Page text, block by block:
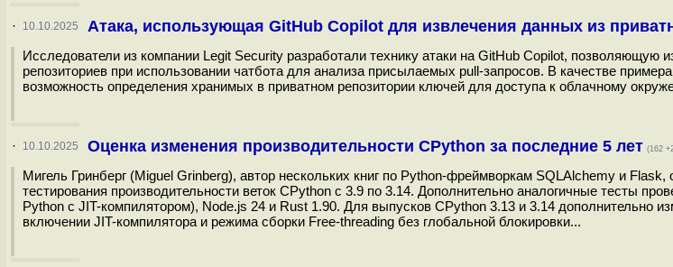
· 10.10.2025 Атака, использующая GitHub Copilot для извлечения данных из
Исследователи из компании Legit Security разработали технику атаки на GitHub Copilot, позволяющую
репозиториев при использовании чатбота для анализа присылаемых pull-запросов. В качестве
возможность определения хранимых в приватном репозитории ключей для доступа к облачному
· 10.10.2025 Оценка изменения производительности CPython за последние 5 лет (162
Мигель Гринберг (Miguel Grinberg), автор нескольких книг по Python-фреймворкам SQLAlchemy и Flask,
тестирования производительности веток CPython с 3.9 по 3.14. Дополнительно аналогичные тесты
Python с JIT-компилятором), Node.js 24 и Rust 1.90. Для выпусков CPython 3.13 и 3.14 дополнительно
включении JIT-компилятора и режима сборки Free-threading без глобальной блокировки...